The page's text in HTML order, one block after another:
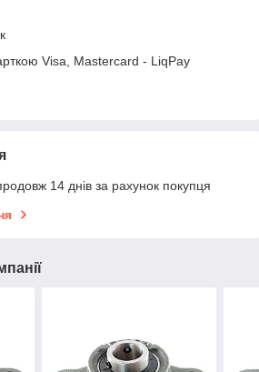
Visa, Mastercard - LiqPay
14 днів за рахунок покупця